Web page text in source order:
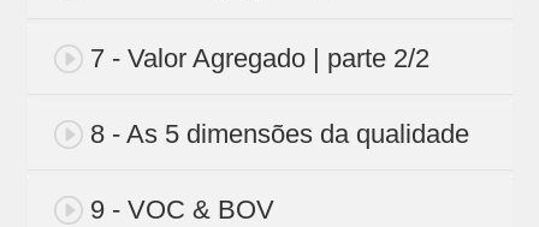
7 - Valor Agregado | parte 2/2
8 - As 5 dimensões da qualidade
9 - VOC & BOV